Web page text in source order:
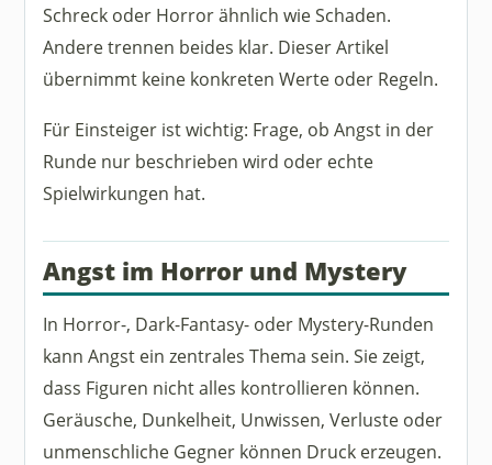
Schreck oder Horror ähnlich wie Schaden.
Andere trennen beides klar. Dieser Artikel
übernimmt keine konkreten Werte oder Regeln.
Für Einsteiger ist wichtig: Frage, ob Angst in der
Runde nur beschrieben wird oder echte
Spielwirkungen hat.
Angst im Horror und Mystery
In Horror-, Dark-Fantasy- oder Mystery-Runden
kann Angst ein zentrales Thema sein. Sie zeigt,
dass Figuren nicht alles kontrollieren können.
Geräusche, Dunkelheit, Unwissen, Verluste oder
unmenschliche Gegner können Druck erzeugen.